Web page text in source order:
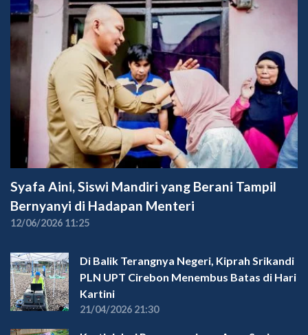
Syafa Aini, Siswi Mandiri yang Berani Tampil
Bernyanyi di Hadapan Menteri
12/06/2026 11:25
Di Balik Terangnya Negeri, Kiprah Srikandi
PLN UPT Cirebon Menembus Batas di Hari
Kartini
21/04/2026 21:30